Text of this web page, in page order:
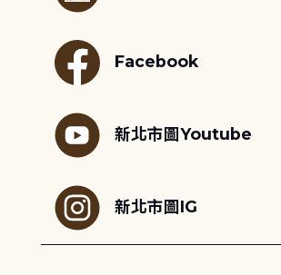
Facebook
新北市圖Youtube
新北市圖IG